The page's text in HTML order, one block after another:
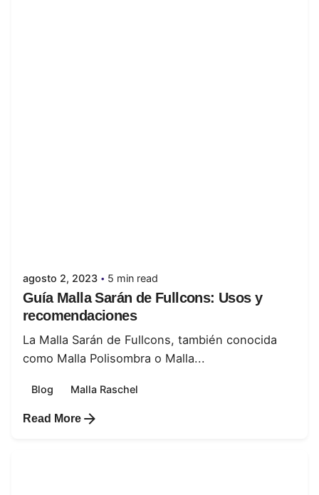
agosto 2, 2023 5 min read
Guía Malla Sarán de Fullcons: Usos y
recomendaciones
La Malla Sarán de Fullcons, también conocida
como Malla Polisombra o Malla...
Blog Malla Raschel
Read More